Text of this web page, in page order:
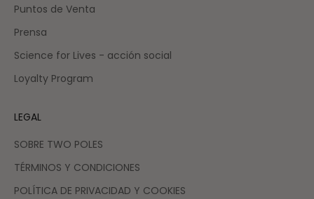
Puntos de Venta
Prensa
Science for Lives - acción social
Loyalty Program
LEGAL
SOBRE TWO POLES
TÉRMINOS Y CONDICIONES
POLÍTICA DE PRIVACIDAD Y COOKIES